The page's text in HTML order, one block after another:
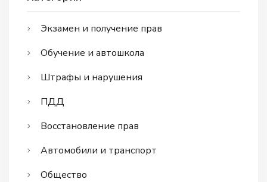
Экзамен и получение прав
Обучение и автошкола
Штрафы и нарушения
ПДД
Восстановление прав
Автомобили и транспорт
Общество